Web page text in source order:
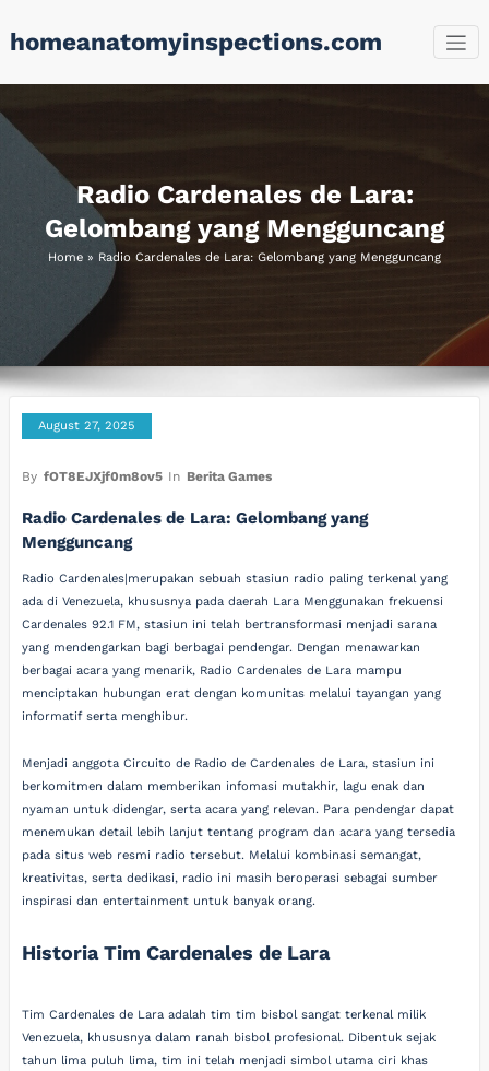
tohomeanatomyinspections.com
Radio Cardenales de Lara:
Gelombang yang Mengguncang
Home » Radio Cardenales de Lara: Gelombang yang Mengguncang
August 27, 2025
By fOT8EJXjf0m8ov5 In Berita Games
Radio Cardenales de Lara: Gelombang yang
Mengguncang
Radio Cardenales|merupakan sebuah stasiun radio paling terkenal yang
ada di Venezuela, khususnya pada daerah Lara Menggunakan frekuensi
Cardenales 92.1 FM, stasiun ini telah bertransformasi menjadi sarana
yang mendengarkan bagi berbagai pendengar. Dengan menawarkan
berbagai acara yang menarik, Radio Cardenales de Lara mampu
menciptakan hubungan erat dengan komunitas melalui tayangan yang
informatif serta menghibur.
Menjadi anggota Circuito de Radio de Cardenales de Lara, stasiun ini
berkomitmen dalam memberikan infomasi mutakhir, lagu enak dan
nyaman untuk didengar, serta acara yang relevan. Para pendengar dapat
menemukan detail lebih lanjut tentang program dan acara yang tersedia
pada situs web resmi radio tersebut. Melalui kombinasi semangat,
kreativitas, serta dedikasi, radio ini masih beroperasi sebagai sumber
inspirasi dan entertainment untuk banyak orang.
Historia Tim Cardenales de Lara
Tim Cardenales de Lara adalah tim tim bisbol sangat terkenal milik
Venezuela, khususnya dalam ranah bisbol profesional. Dibentuk sejak
tahun lima puluh lima, tim ini telah menjadi simbol utama ciri khas